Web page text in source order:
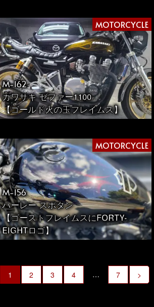
MOTORCYCLE
M-162
カワサキ ゼファー1100
【ゴールド火の玉フレイムス】
MOTORCYCLE
M-156
ハーレー スポタン
【ゴーストフレイムスにFORTY-
EIGHTロゴ】
1 2 3 4 … 7 >